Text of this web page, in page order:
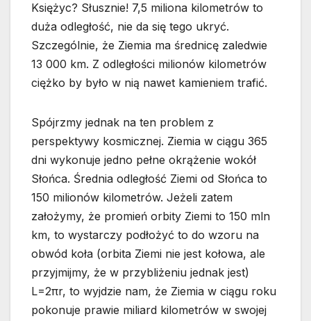
Księżyc? Słusznie! 7,5 miliona kilometrów to
duża odległość, nie da się tego ukryć.
Szczególnie, że Ziemia ma średnicę zaledwie
13 000 km. Z odległości milionów kilometrów
ciężko by było w nią nawet kamieniem trafić.
Spójrzmy jednak na ten problem z
perspektywy kosmicznej. Ziemia w ciągu 365
dni wykonuje jedno pełne okrążenie wokół
Słońca. Średnia odległość Ziemi od Słońca to
150 milionów kilometrów. Jeżeli zatem
założymy, że promień orbity Ziemi to 150 mln
km, to wystarczy podłożyć to do wzoru na
obwód koła (orbita Ziemi nie jest kołowa, ale
przyjmijmy, że w przybliżeniu jednak jest)
L=2πr, to wyjdzie nam, że Ziemia w ciągu roku
pokonuje prawie miliard kilometrów w swojej